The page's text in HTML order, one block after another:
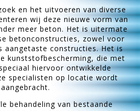
en het uitvoeren van diverse
wij deze nieuwe vorm van
meer beton. Het is uitermate
betonconstructies, zowel voor
aangetaste constructies. Het is
kunststofbescherming, die met
hiervoor ontwikkelde
specialisten op locatie wordt
aangebracht.
behandeling van bestaande